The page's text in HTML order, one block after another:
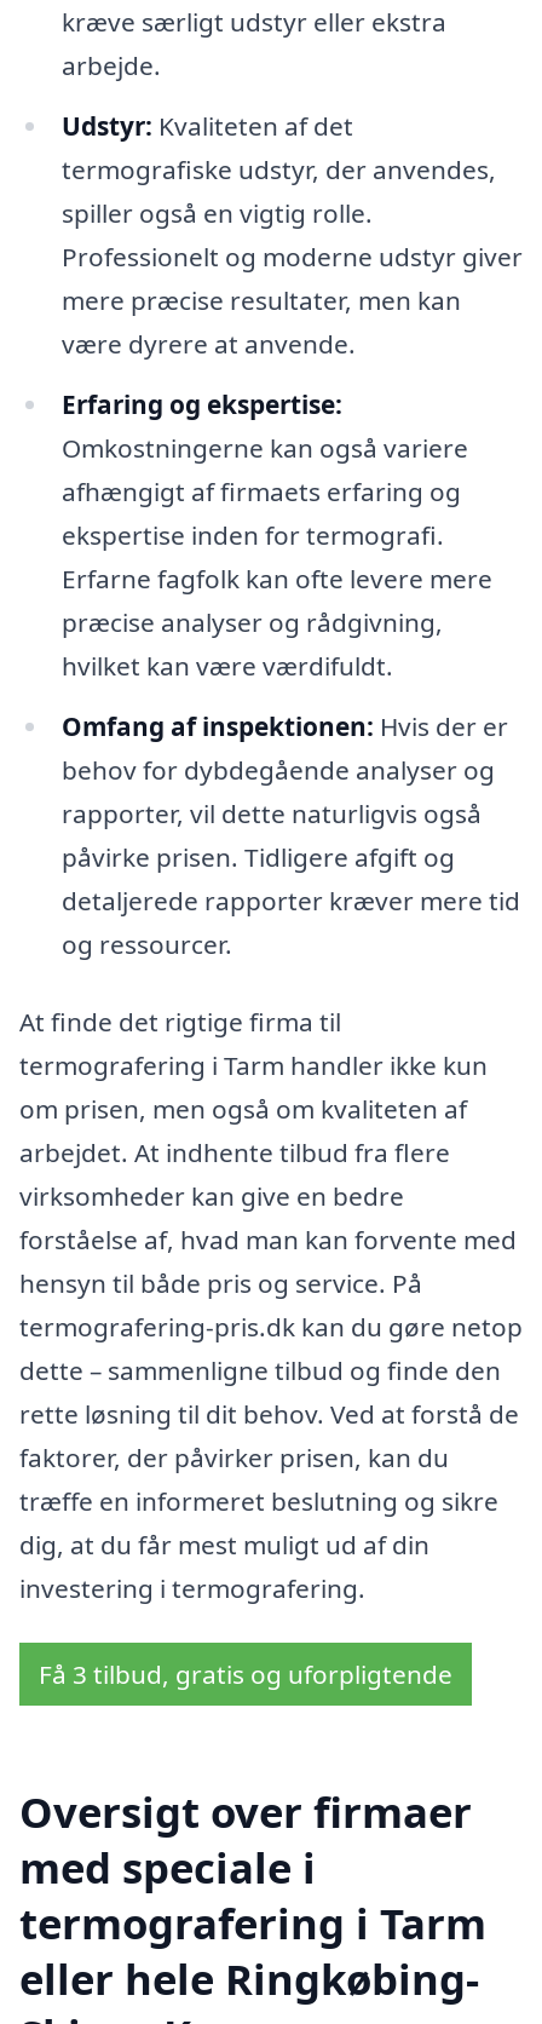
kræve særligt udstyr eller ekstra
arbejde.
Udstyr: Kvaliteten af det
termografiske udstyr, der anvendes,
spiller også en vigtig rolle.
Professionelt og moderne udstyr giver
mere præcise resultater, men kan
være dyrere at anvende.
Erfaring og ekspertise:
Omkostningerne kan også variere
afhængigt af firmaets erfaring og
ekspertise inden for termografi.
Erfarne fagfolk kan ofte levere mere
præcise analyser og rådgivning,
hvilket kan være værdifuldt.
Omfang af inspektionen: Hvis der er
behov for dybdegående analyser og
rapporter, vil dette naturligvis også
påvirke prisen. Tidligere afgift og
detaljerede rapporter kræver mere tid
og ressourcer.
At finde det rigtige firma til
termografering i Tarm handler ikke kun
om prisen, men også om kvaliteten af
arbejdet. At indhente tilbud fra flere
virksomheder kan give en bedre
forståelse af, hvad man kan forvente med
hensyn til både pris og service. På
termografering-pris.dk kan du gøre netop
dette – sammenligne tilbud og finde den
rette løsning til dit behov. Ved at forstå de
faktorer, der påvirker prisen, kan du
træffe en informeret beslutning og sikre
dig, at du får mest muligt ud af din
investering i termografering.
Få 3 tilbud, gratis og uforpligtende
Oversigt over firmaer
med speciale i
termografering i Tarm
eller hele Ringkøbing-